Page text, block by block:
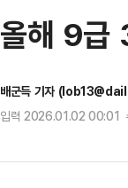
올해 9급
배군득 기자
입력 2026.01.02 00:01